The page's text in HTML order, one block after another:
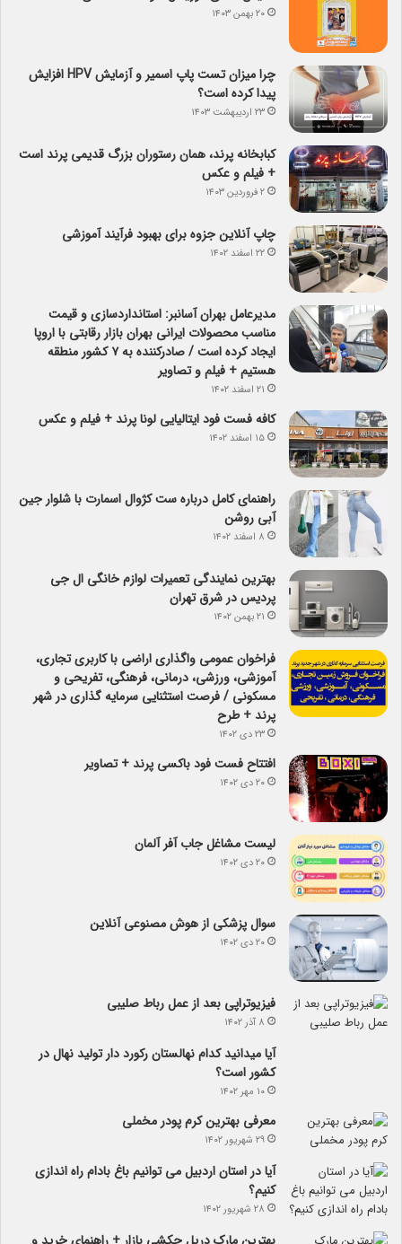
۲۰ بهمن ۱۴۰۳
چرا میزان تست پاپ اسمیر و آزمایش HPV افزایش
پیدا کرده است؟
۲۳ اردیبهشت ۱۴۰۳
کبابخانه پرند، همان رستوران بزرگ قدیمی پرند است
+ فیلم و عکس
۲ فروردین ۱۴۰۳
چاپ آنلاین جزوه برای بهبود فرآیند آموزشی
۲۲ اسفند ۱۴۰۲
مدیرعامل بهران آسانبر: استانداردسازی و قیمت
مناسب محصولات ایرانی بهران بازار رقابتی با اروپا
ایجاد کرده است / صادرکننده به ۷ کشور منطقه
هستیم + فیلم و تصاویر
۲۱ اسفند ۱۴۰۲
کافه فست فود ایتالیایی لونا پرند + فیلم و عکس
۱۵ اسفند ۱۴۰۲
راهنمای کامل درباره ست کژوال اسمارت با شلوار جین
آبی روشن
۸ اسفند ۱۴۰۲
بهترین نمایندگی تعمیرات لوازم خانگی ال جی
پردیس در شرق تهران
۲۱ بهمن ۱۴۰۲
فراخوان عمومی واگذاری اراضی با کاربری تجاری،
آموزشی، ورزشی، درمانی، فرهنگی، تفریحی و
مسکونی / فرصت استثنایی سرمایه گذاری در شهر
پرند + طرح
۲۳ دی ۱۴۰۲
افتتاح فست فود باکسی پرند + تصاویر
۲۰ دی ۱۴۰۲
لیست مشاغل جاب آفر آلمان
۲۰ دی ۱۴۰۲
سوال پزشکی از هوش مصنوعی آنلاین
۲۰ دی ۱۴۰۲
فیزیوتراپی بعد از عمل رباط صلیبی
۸ آذر ۱۴۰۲
آیا می­دانید کدام نهالستان رکورد دار تولید نهال­ در
کشور است؟
۱۰ مهر ۱۴۰۲
معرفی بهترین کرم پودر مخملی
۲۹ شهریور ۱۴۰۲
آیا در استان اردبیل می توانیم باغ بادام راه اندازی
کنیم؟
۲۸ شهریور ۱۴۰۲